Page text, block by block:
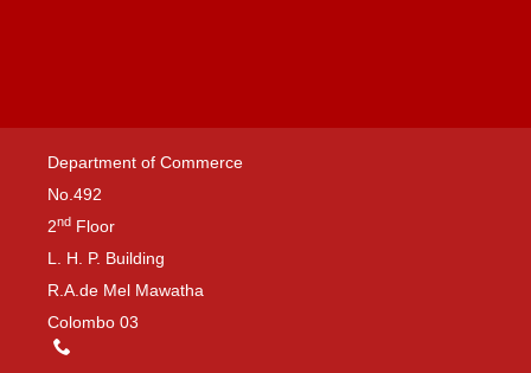
Department of Commerce
No.492
2nd Floor
L. H. P. Building
R.A.de Mel Mawatha
Colombo 03